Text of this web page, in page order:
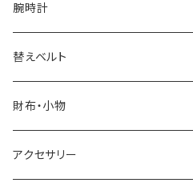
腕時計
ELGIN
SALVATORE MARRA
CASIO
替えベルト
COACH
DANIEL WELLINGTON
財布・小物
SONNE
アクセサリー